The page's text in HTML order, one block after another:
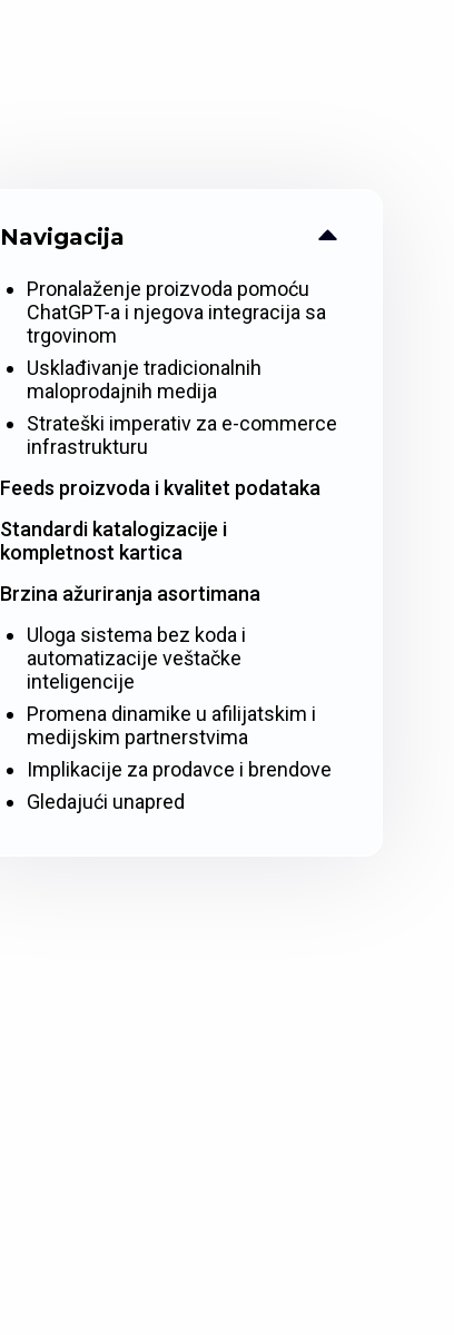
Navigacija
Pronalaženje proizvoda pomoću
ChatGPT-a i njegova integracija sa
trgovinom
Usklađivanje tradicionalnih
maloprodajnih medija
Strateški imperativ za e-commerce
infrastrukturu
Feeds proizvoda i kvalitet podataka
Standardi katalogizacije i
kompletnost kartica
Brzina ažuriranja asortimana
Uloga sistema bez koda i
automatizacije veštačke
inteligencije
Promena dinamike u afilijatskim i
medijskim partnerstvima
Implikacije za prodavce i brendove
Gledajući unapred